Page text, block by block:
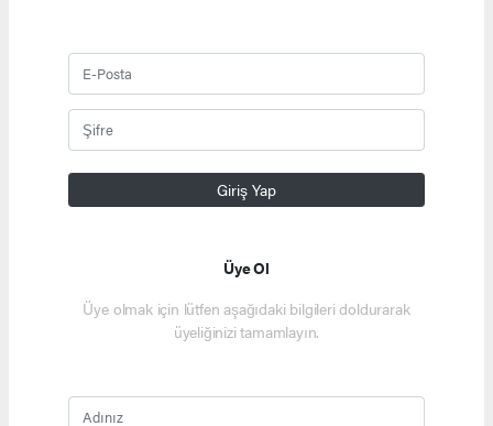
Giriş Yap
Üye Ol
Üye olmak için lütfen aşağıdaki bilgileri doldurarak
üyeliğinizi tamamlayın.